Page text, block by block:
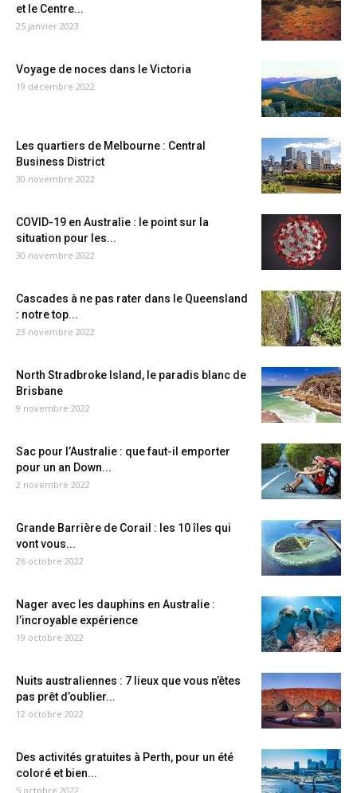
et le Centre...
25 janvier 2023
Voyage de noces dans le Victoria
19 décembre 2022
Les quartiers de Melbourne : Central
Business District
30 novembre 2022
COVID-19 en Australie : le point sur la
situation pour les...
30 novembre 2022
Cascades à ne pas rater dans le Queensland
: notre top...
23 novembre 2022
North Stradbroke Island, le paradis blanc de
Brisbane
9 novembre 2022
Sac pour l’Australie : que faut-il emporter
pour un an Down...
2 novembre 2022
Grande Barrière de Corail : les 10 îles qui
vont vous...
26 octobre 2022
Nager avec les dauphins en Australie :
l’incroyable expérience
19 octobre 2022
Nuits australiennes : 7 lieux que vous n’êtes
pas prêt d’oublier...
12 octobre 2022
Des activités gratuites à Perth, pour un été
coloré et bien...
5 octobre 2022